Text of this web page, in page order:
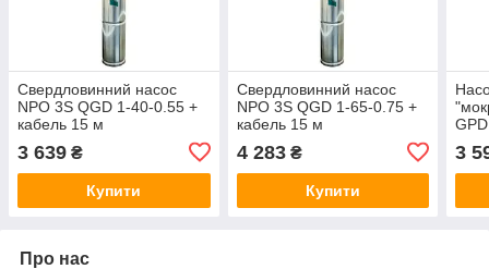
Свердловинний насос
NPO 3S QGD 1-40-0.55 +
кабель 15 м
3 639 ₴
Купити
Свердловинний насос
NPO 3S QGD 1-65-0.75 +
кабель 15 м
4 283₴
Купити
3
Про нас